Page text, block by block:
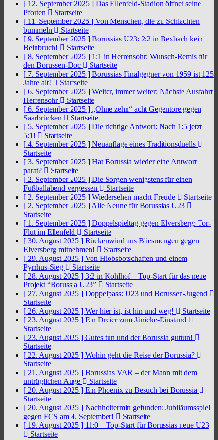
[ 12. September 2025 ] Das Ellenfeld-Stadion öffnet seine
Pforten
Startseite
[ 11. September 2025 ] Von Menschen, die zu Schlachten
bummeln
Startseite
[ 9. September 2025 ] Borussias U23: 2:2 in Bexbach kein
Beinbruch!
Startseite
[ 8. September 2025 ] 1:1 in Herrensohr: Wunsch-Remis für
den Borussen-Doc
Startseite
[ 7. September 2025 ] Borussias Finalgegner von 1959 ist 125
Jahre alt!
Startseite
[ 6. September 2025 ] Weiter, immer weiter: Nächste Ausfahrt
Herrensohr
Startseite
[ 6. September 2025 ] „Ohne zehn“ acht Gegentore gegen
Saarbrücken
Startseite
[ 5. September 2025 ] Die richtige Antwort: Nach 1:5 jetzt
5:1!
Startseite
[ 4. September 2025 ] Neuauflage eines Traditionsduells
Startseite
[ 3. September 2025 ] Hat Borussia wieder eine Antwort
parat?
Startseite
[ 2. September 2025 ] Die Sorgen wenigstens für einen
Fußballabend vergessen
Startseite
[ 2. September 2025 ] Wiedersehen macht Freude
Startseite
[ 2. September 2025 ] Alle Neune für Borussias U23
Startseite
[ 1. September 2025 ] Doppelspieltag gegen Elversberg: Tor-
Flut im Ellenfeld
Startseite
[ 30. August 2025 ] Rückenwind aus Bliesmengen gegen
Elversberg mitnehmen!
Startseite
[ 29. August 2025 ] Von Hiobsbotschaften und einem
Pyrrhus-Sieg
Startseite
[ 28. August 2025 ] 3:2 in Kohlhof – Top-Start für das neue
Projekt “Borussia U23”
Startseite
[ 27. August 2025 ] Doppelpass: U23 und Borussen-Jugend
Startseite
[ 26. August 2025 ] Wer hier ist, ist hin und weg!
Startseite
[ 23. August 2025 ] Ein Dreier zum Jänicke-Einstand
Startseite
[ 23. August 2025 ] Gutes tun und der Borussia guttun!
Startseite
[ 22. August 2025 ] Wohin geht die Reise der Borussia?
Startseite
[ 21. August 2025 ] Borussias VAR – der Mann mit dem
untrüglichen Auge
Startseite
[ 20. August 2025 ] Ein Phoenix zu Besuch bei Borussia
Startseite
[ 20. August 2025 ] Nachholtermin gefunden: Jubiläumsspiel
gegen FCS am 4. September!
Startseite
[ 19. August 2025 ] 11:0 – Top-Start für Borussias neue U23
Startseite